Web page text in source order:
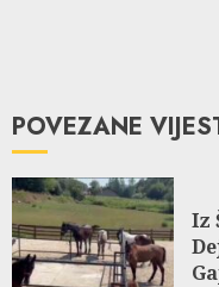
POVEZANE
Iz